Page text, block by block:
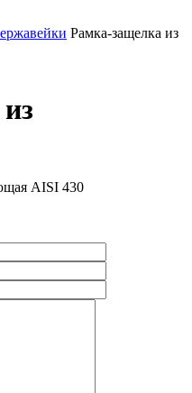
Рамка-защелка из
AISI 430